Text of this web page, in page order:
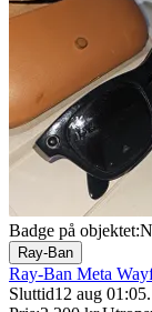
Badge på objektet:
Ray-Ban
Ray-Ban Meta
Sluttid12 aug 01:05.